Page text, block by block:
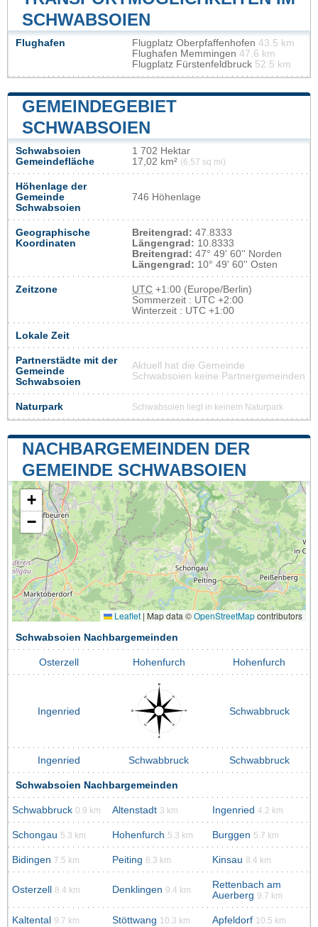
SCHWABSOIEN
Flughafen Flugplatz Oberpfaffenhofen 43.5 km
Flughafen Memmingen 47.6 km
Flugplatz Fürstenfeldbruck 52.5 km
GEMEINDEGEBIET
SCHWABSOIEN
Schwabsoien
Gemeindefläche
1 702 Hektar
17,02 km² (6,57 sq mi)
Höhenlage der
Gemeinde
Schwabsoien
746 Höhenlage
Geographische
Koordinaten
Breitengrad: 47.8333
Längengrad: 10.8333
Breitengrad: 47° 49' 60'' Norden
Längengrad: 10° 49' 60'' Osten
Zeitzone UTC +1:00 (Europe/Berlin)
Sommerzeit : UTC +2:00
Winterzeit : UTC +1:00
Lokale Zeit
Partnerstädte mit der
Gemeinde
Schwabsoien
Aktuell hat die Gemeinde
Schwabsoien keine Partnergemeinden
Naturpark Schwabsoien liegt in keinem Naturpark
NACHBARGEMEINDEN DER
GEMEINDE SCHWABSOIEN
+
−
Leaflet | Map data ©OpenStreetMapcontributors
Schwabsoien Nachbargemeinden
Osterzell Hohenfurch Hohenfurch
Ingenried Schwabbruck
Ingenried Schwabbruck Schwabbruck
Schwabsoien Nachbargemeinden
Schwabbruck 0.9 km Altenstadt 3 km Ingenried 4.2 km
Schongau 5.3 km Hohenfurch 5.3 km Burggen 5.7 km
Bidingen 7.5 km Peiting 8.3 km Kinsau 8.4 km
Osterzell 8.4 km Denklingen 9.4 km
Rettenbach am
Auerberg 9.7 km
Kaltental 9.7 km Stöttwang 10.3 km Apfeldorf 10.5 km